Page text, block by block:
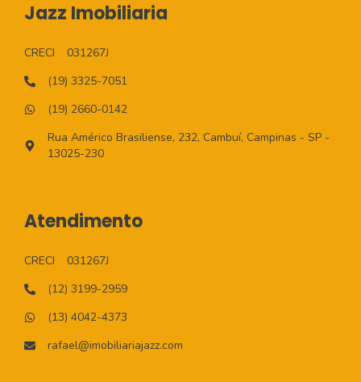
Jazz Imobiliaria
CRECI
031267J
(19) 3325-7051
(19) 2660-0142
Rua Américo Brasiliense, 232, Cambuí, Campinas - SP -
13025-230
Atendimento
CRECI
031267J
(12) 3199-2959
(13) 4042-4373
rafael@imobiliariajazz.com